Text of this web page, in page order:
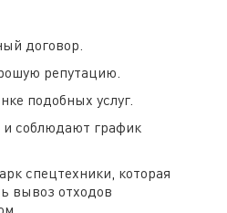
договор.
репутацию.
подобных услуг.
и соблюдают график
спецтехники, которая
вывоз отходов